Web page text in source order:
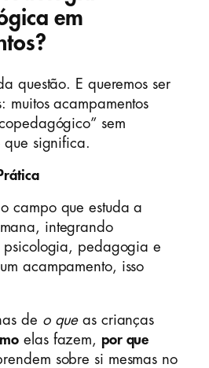
em
questão. E queremos ser
muitos acampamentos
sem
que significa.
campo que estuda a
integrando
psicologia, pedagogia e
acampamento, isso
de o queas crianças
elas fazem, por que
sobre si mesmas no